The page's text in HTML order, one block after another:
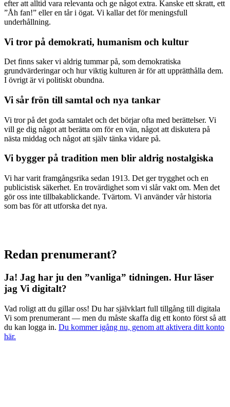
efter att alltid vara relevanta och ge något extra. Kanske ett skratt, ett
”Åh fan!” eller en tår i ögat. Vi kallar det för meningsfull
underhållning.
Vi tror på demokrati, humanism och kultur
Det finns saker vi aldrig tummar på, som demokratiska
grundvärderingar och hur viktig kulturen är för att upprätthålla dem.
I övrigt är vi politiskt obundna.
Vi sår frön till samtal och nya tankar
Vi tror på det goda samtalet och det börjar ofta med berättelser. Vi
vill ge dig något att berätta om för en vän, något att diskutera på
nästa middag och något att själv tänka vidare på.
Vi bygger på tradition men blir aldrig nostalgiska
Vi har varit framgångsrika sedan 1913. Det ger trygghet och en
publicistisk säkerhet. En trovärdighet som vi slår vakt om. Men det
gör oss inte tillbakablickande. Tvärtom. Vi använder vår historia
som bas för att utforska det nya.
Redan prenumerant?
Ja! Jag har ju den ”vanliga” tidningen. Hur läser
jag Vi digitalt?
Vad roligt att du gillar oss! Du har självklart full tillgång till digitala
Vi som prenumerant — men du måste skaffa dig ett konto först så att
du kan logga in. Du kommer igång nu, genom att aktivera ditt konto
här.